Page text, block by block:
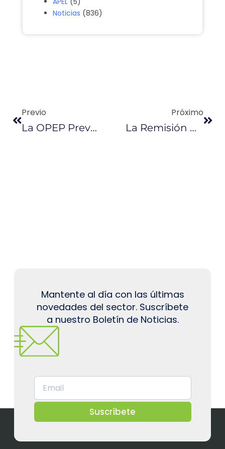
Noticias (836)
Previo
La OPEP Prevé Un Mayor Aumento De La Oferta Que De La Demanda Para 2018
Próximo
La Remisión De Intereses Marcó Debate Sobre Ley De Fomento Productivo
Mantente al día con las últimas
novedades del sector. Suscríbete
a nuestro Boletín de Noticias.
Suscríbete